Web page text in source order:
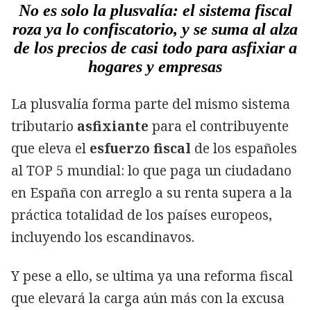
No es solo la plusvalía: el sistema fiscal
roza ya lo confiscatorio, y se suma al alza
de los precios de casi todo para asfixiar a
hogares y empresas
La plusvalía forma parte del mismo sistema
tributario asfixiante para el contribuyente
que eleva el esfuerzo fiscal de los españoles
al TOP 5 mundial: lo que paga un ciudadano
en España con arreglo a su renta supera a la
práctica totalidad de los países europeos,
incluyendo los escandinavos.
Y pese a ello, se ultima ya una reforma fiscal
que elevará la carga aún más con la excusa